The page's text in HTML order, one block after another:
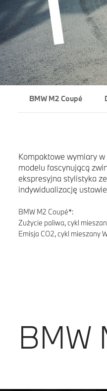
BMW M2 Coupé
Kompaktowe wymiary
modelu fascynującą
ekspresyjna stylistyka
indywidualizację
BMW M2 Coupé*:
Zużycie paliwa, cykl
Emisja CO2, cykl mieszany
BMW